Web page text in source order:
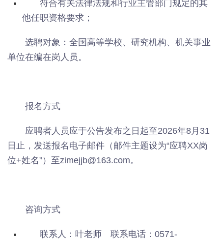
符合有关法律法规和行业主管部门规定的其
他任职资格要求；
选聘对象：全国高等学校、研究机构、机关事业
单位在编在岗人员。
报名方式
应聘者人员应于公告发布之日起至2026年8月31
日止，发送报名电子邮件（邮件主题设为“应聘XX岗
位+姓名”）至zimejjb@163.com。
咨询方式
联系人：叶老师 联系电话：0571-